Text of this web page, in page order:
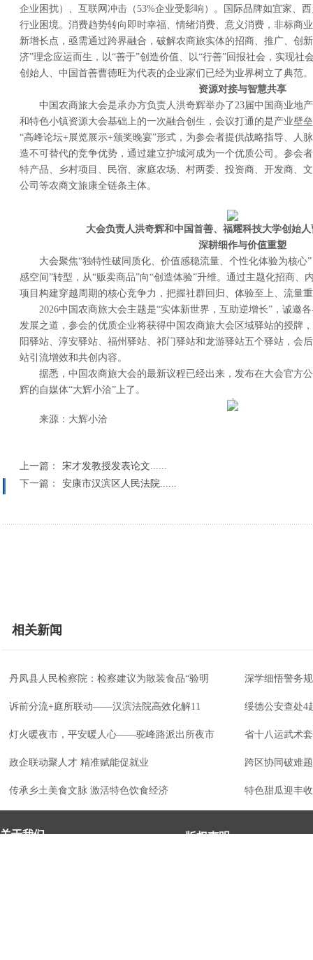
企业困扰）、互联网冲击（53%企业受影响）。国际品牌如宜家、
行业困境。消费趋势转向即时幸福、情绪消费、意义消费，非标商
新增长点，亟需通过跨界融合，破解农商旅实体的招商、推广、创
济”理念应运而生，以“善于”创造价值、以“行善”回报社会，实现社
创始人、中国首善曹德旺为代表的企业家们已经为业界树立了典范。
资源对接与智慧共享
中国农商旅大会是承办方负责人洪奇辉举办了23届中国商业地
和特色小镇资源大会基础上的一次融合创生，会议打通的是产业壁
“高峰论坛+展览展示+颁奖晚宴”形式，为参会者提供战略指导、人
造不可替代的竞争优势，通过建立护城河成为一个优质公司。参会
特产品、乡村项目、民宿、家庭农场、村两委、投资商、开发商、
公司等农商文旅康全链条主体。
大会负责人洪奇辉和中国首善、 福耀科技大学创始
深耕细作与价值重塑
大会聚焦“独特性破同质化、价值感稳流量、个性化体验为核心”
感空间”转型，从“贩卖商品”向“创造体验”升维。通过主题化招商、
项目构建穿越周期的核心竞争力，把握社群回归、体验至上、流量
2026中国农商旅大会主题是“实体新世界，互助逆增长”，诚邀
发展之道，参会的优质企业将获得中国农商旅大会区域驿站的授牌
阳驿站、淳安驿站、福州驿站、祁门驿站和龙游驿站五个驿站，会
站引流增效和共创内容。
据悉，中国农商旅大会的最新议程已经出来，发布在大会官方公
辉的自媒体“大辉小洽”上了。
来源：大辉小洽
上一篇：
宋才发教授发表论文......
下一篇：
安康市汉滨区人民法院......
相关新闻
丹凤县人民检察院：检察建议为散装食品“验明 深学细悟警务
诉前分流+庭所联动——汉滨法院高效化解11 绥德公安查处4
灯火暖夜市，平安暖人心——驼峰路派出所夜市 省十八运武术
政企联动聚人才 精准赋能促就业 跨区协同破难
传承乡土美食文脉 激活特色饮食经济 特色甜瓜迎丰
版权声明
关于我们